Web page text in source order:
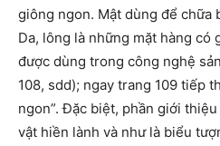
giông ngon. Mật dùng để chữa
Da, lông là những mặt hàng có
được dùng trong công nghệ
108, sdd); ngay trang 109 tiếp
ngon”. Đặc biệt, phần giới
vật hiền lành và như là biểu